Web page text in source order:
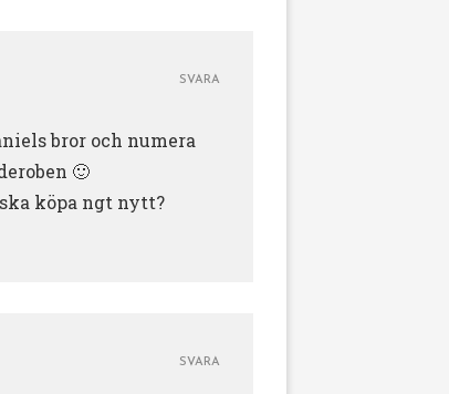
bror och numera
🙂
köpa ngt nytt?
SVARA
SVARA